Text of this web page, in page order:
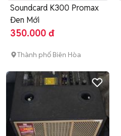
Soundcard K300 Promax
Đen Mới
350.000 đ
Thành phố Biên Hòa